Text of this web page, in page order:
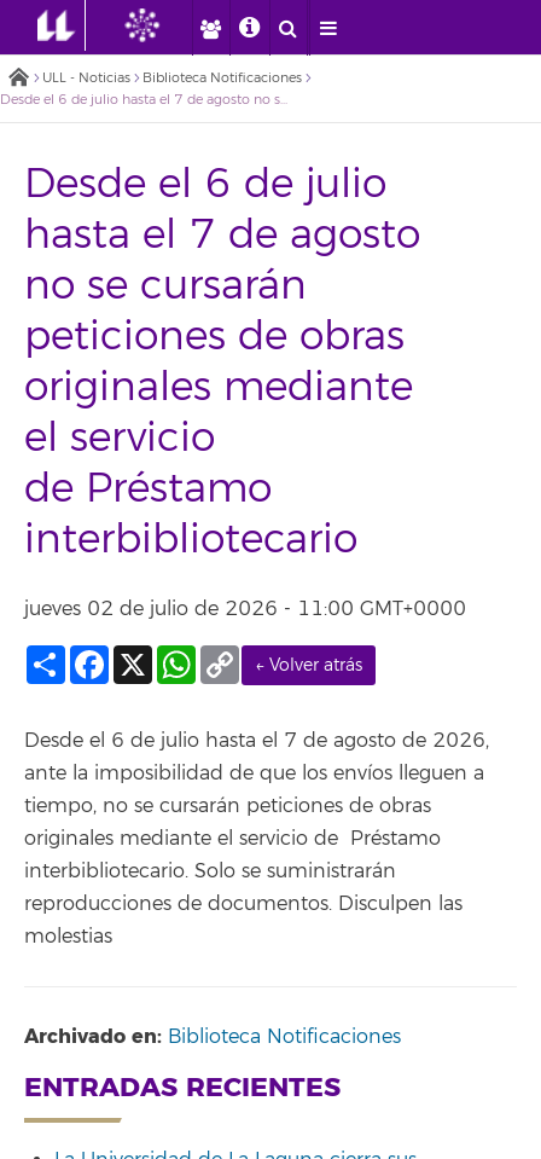
ULL - Noticias
Biblioteca Notificaciones
Desde el 6 de julio hasta el 7 de agosto no se cursarán peticiones de obras originales mediante el servicio de Préstamo interbibliotecario
Desde el 6 de julio
hasta el 7 de agosto
no se cursarán
peticiones de obras
originales mediante
el servicio
de Préstamo
interbibliotecario
jueves 02 de julio de 2026 - 11:00 GMT+0000
← Volver atrás
Compartir
Facebook
X WhatsApp
Copy
Link
Desde el 6 de julio hasta el 7 de agosto de 2026,
ante la imposibilidad de que los envíos lleguen a
tiempo, no se cursarán peticiones de obras
originales mediante el servicio de Préstamo
interbibliotecario. Solo se suministrarán
reproducciones de documentos. Disculpen las
molestias
Archivado en: Biblioteca Notificaciones
ENTRADAS RECIENTES